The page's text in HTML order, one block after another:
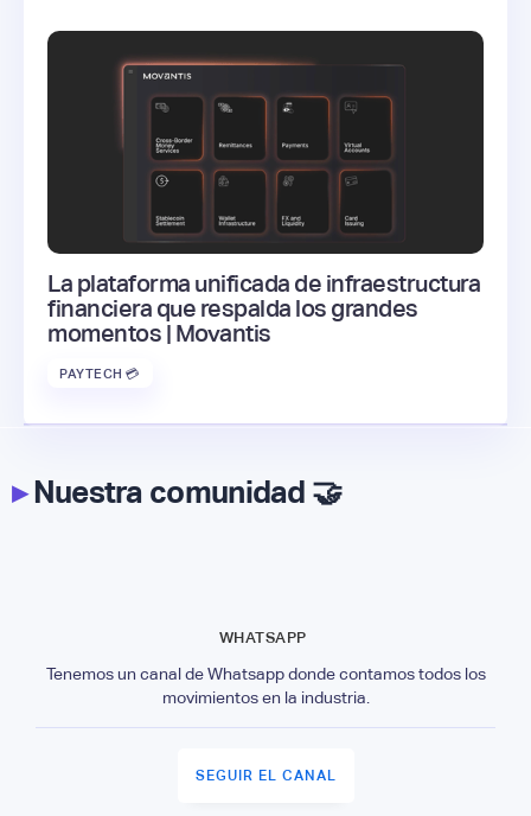
La plataforma unificada de infraestructura
financiera que respalda los grandes
momentos | Movantis
PAYTECH 💳
▸Nuestra comunidad 🤝
WHATSAPP
Tenemos un canal de Whatsapp donde contamos todos los
movimientos en la industria.
SEGUIR EL CANAL